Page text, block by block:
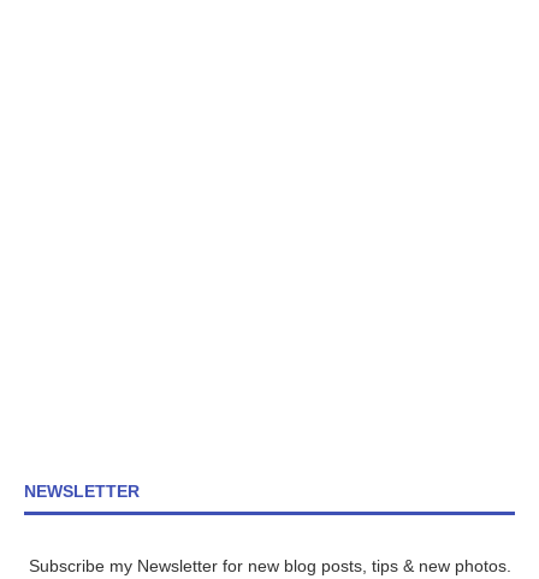
NEWSLETTER
Subscribe my Newsletter for new blog posts, tips & new photos.